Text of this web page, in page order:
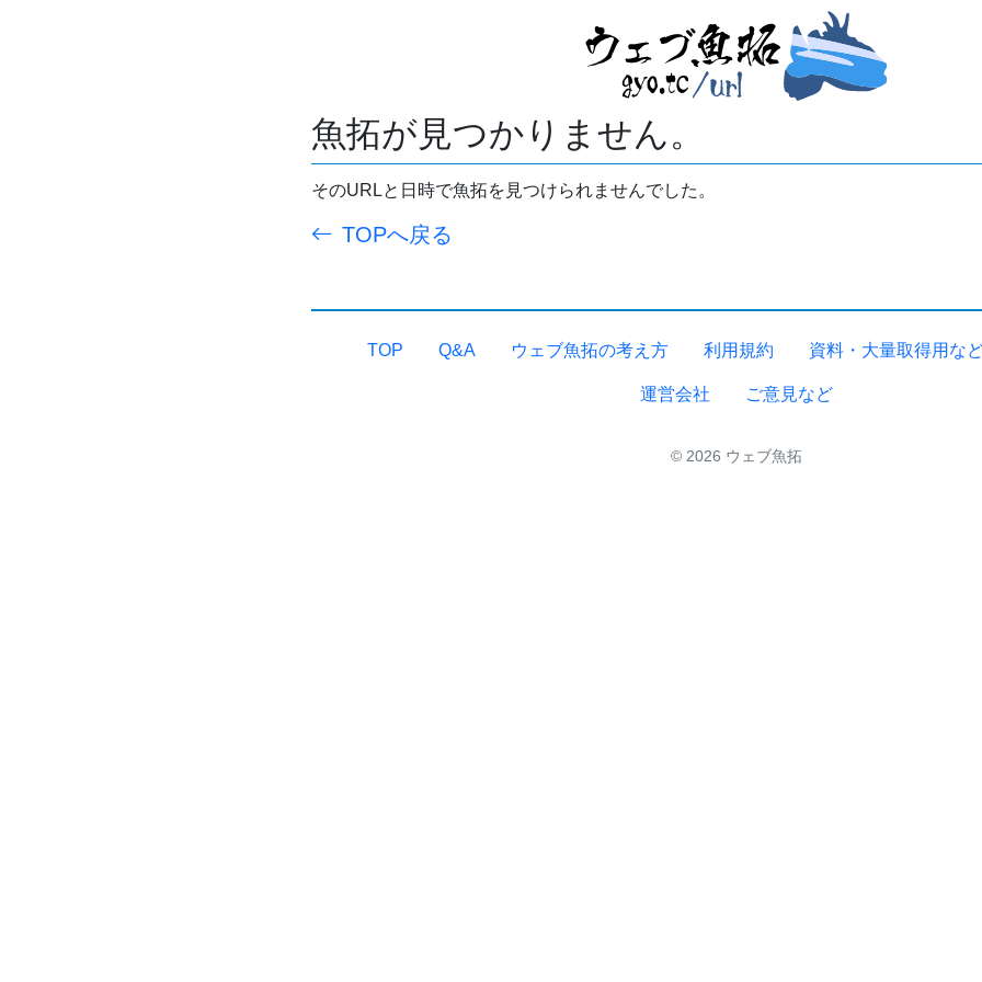
魚拓が見つかりません。
そのURLと日時で魚拓を見つけられませんでした。
TOPへ戻る
TOP Q&A ウェブ魚拓の考え方 利用規約 資料・大量取得用な
運営会社 ご意見など
© 2026 ウェブ魚拓